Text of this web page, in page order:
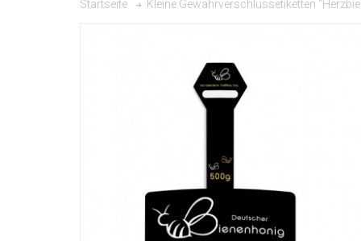
Startseite Kleine Gewährverschlussetiketten